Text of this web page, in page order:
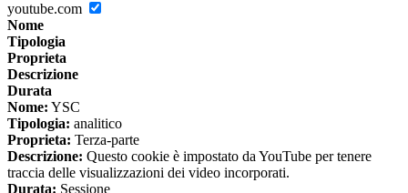
youtube.com
Nome
Tipologia
Proprieta
Descrizione
Durata
Nome: YSC
Tipologia: analitico
Proprieta: Terza-parte
Descrizione: Questo cookie è impostato da YouTube per tenere
traccia delle visualizzazioni dei video incorporati.
Durata: Sessione